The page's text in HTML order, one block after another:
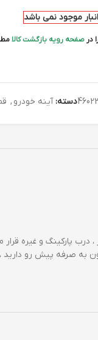
موجود نمی باشد
در صفحه رویه بازگشت کالا
دسته: آینه خودرو ,
درب پارکینگ و غیره
صرفه پیش رو دارید ،